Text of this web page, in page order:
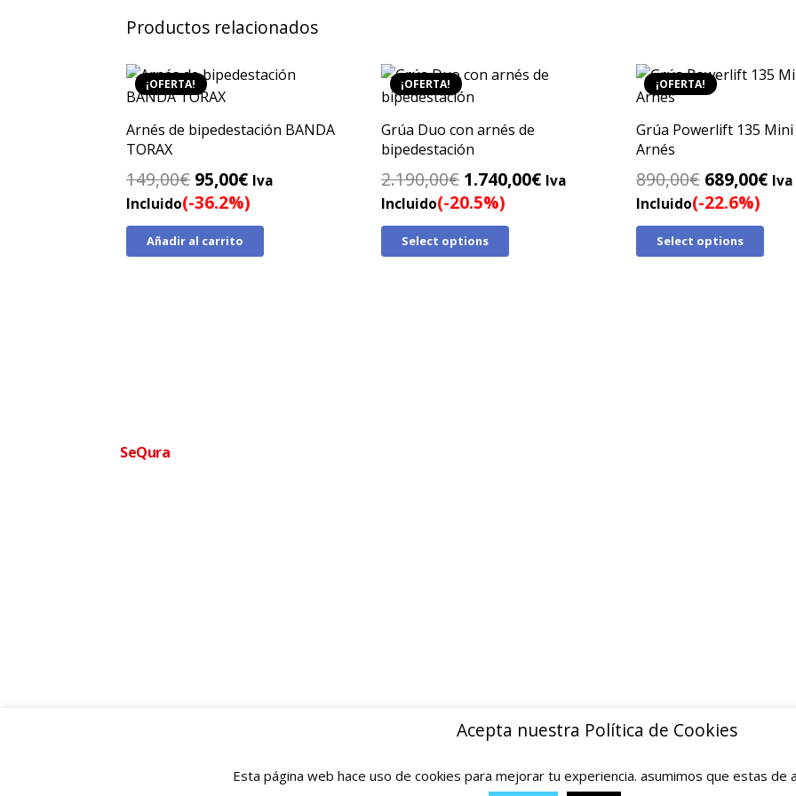
Productos relacionados
¡OFERTA!
Arnés de bipedestación BANDA
TORAX
149,00€ El
precio
original
era:
95,00€El
precio
actual
Iva
Incluido(-36.2%)
Añadir al carrito
¡OFERTA!
Grúa Duo con arnés de
bipedestación
2.190,00€ El
precio
original
era:
1.740,00€ElIva
Incluido(-20.5%)
Select options
¡OFERTA!
Grúa Powerlift 135 Mini
Arnés
890,00€ El
precio
original
era:
689,00€ElIva
Incluido(-22.6%)
Select options
SeQura
© 2025 Ofertas Ortopedia · Todos los derechos reservados · Tarragona, Espana
Acepta nuestra Política de Cookies
Esta página web hace uso de cookies para mejorar tu experiencia. asumimos que estas de